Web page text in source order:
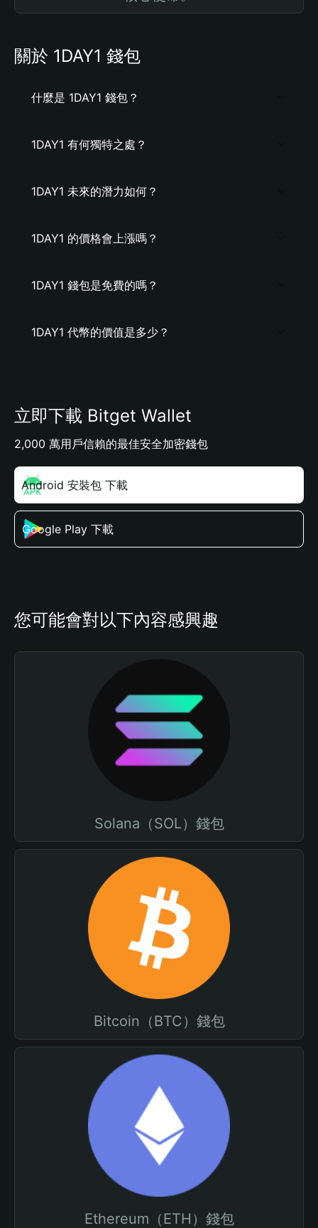
關於 1DAY1 錢包
什麼是 1DAY1 錢包？
1DAY1 有何獨特之處？
1DAY1 未來的潛力如何？
1DAY1 的價格會上漲嗎？
1DAY1 錢包是免費的嗎？
1DAY1 代幣的價值是多少？
立即下載 Bitget Wallet
2,000 萬用戶信賴的最佳安全加密錢包
Android 安裝包 下載
Google Play 下載
您可能會對以下內容感興趣
Solana（SOL）錢包
Bitcoin（BTC）錢包
Ethereum（ETH）錢包